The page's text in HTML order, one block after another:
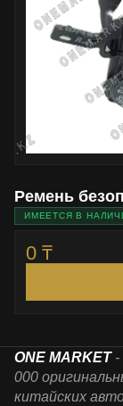
Ремень
ИМЕЕТСЯ В
0 ₸
ONE MARKET
000
китайских